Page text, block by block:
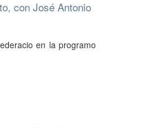
con José Antonio
en la programo